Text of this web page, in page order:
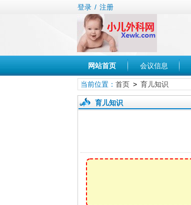
登录 / 注册
网站首页 会议信息
当前位置： 首页> 育儿知识
育儿知识